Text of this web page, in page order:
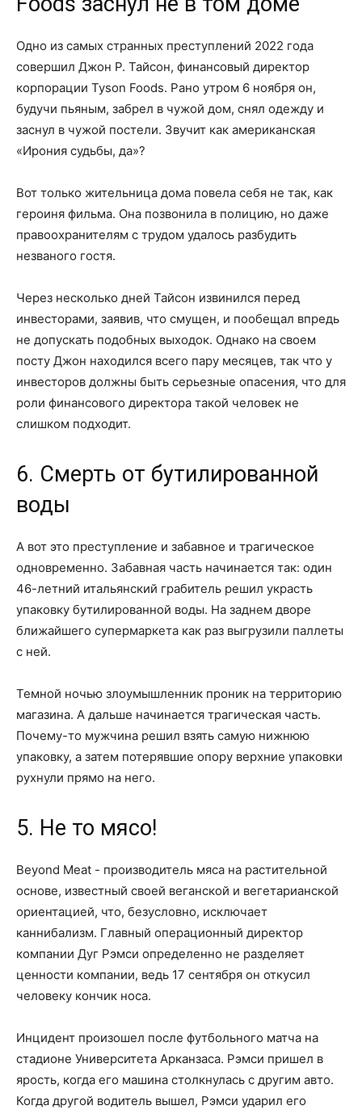
Одно из самых странных преступлений 2022 года
совершил Джон Р. Тайсон, финансовый директор
корпорации Tyson Foods. Рано утром 6 ноября он,
будучи пьяным, забрел в чужой дом, снял одежду и
заснул в чужой постели. Звучит как американская
«Ирония судьбы, да»?
Вот только жительница дома повела себя не так, как
героиня фильма. Она позвонила в полицию, но даже
правоохранителям с трудом удалось разбудить
незваного гостя.
Через несколько дней Тайсон извинился перед
инвесторами, заявив, что смущен, и пообещал впредь
не допускать подобных выходок. Однако на своем
посту Джон находился всего пару месяцев, так что у
инвесторов должны быть серьезные опасения, что для
роли финансового директора такой человек не
слишком подходит.
6. Смерть от бутилированной
воды
А вот это преступление и забавное и трагическое
одновременно. Забавная часть начинается так: один
46-летний итальянский грабитель решил украсть
упаковку бутилированной воды. На заднем дворе
ближайшего супермаркета как раз выгрузили паллеты
с ней.
Темной ночью злоумышленник проник на территорию
магазина. А дальше начинается трагическая часть.
Почему-то мужчина решил взять самую нижнюю
упаковку, а затем потерявшие опору верхние упаковки
рухнули прямо на него.
5. Не то мясо!
Beyond Meat - производитель мяса на растительной
основе, известный своей веганской и вегетарианской
ориентацией, что, безусловно, исключает
каннибализм. Главный операционный директор
компании Дуг Рэмси определенно не разделяет
ценности компании, ведь 17 сентября он откусил
человеку кончик носа.
Инцидент произошел после футбольного матча на
стадионе Университета Арканзаса. Рэмси пришел в
ярость, когда его машина столкнулась с другим авто.
Когда другой водитель вышел, Рэмси ударил его